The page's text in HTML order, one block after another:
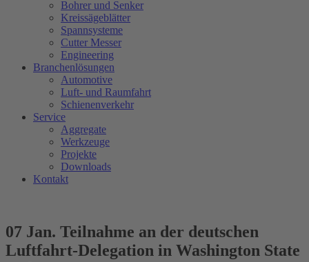
Bohrer und Senker
Kreissägeblätter
Spannsysteme
Cutter Messer
Engineering
Branchenlösungen
Automotive
Luft- und Raumfahrt
Schienenverkehr
Service
Aggregate
Werkzeuge
Projekte
Downloads
Kontakt
07 Jan. Teilnahme an der deutschen
Luftfahrt-Delegation in Washington State